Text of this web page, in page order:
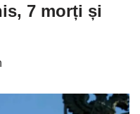
7 morți și